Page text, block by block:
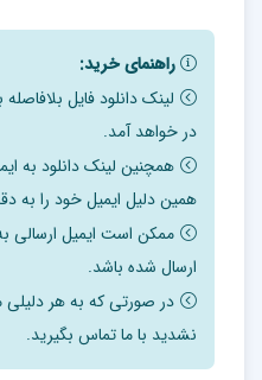
برگزار شد، 151
کردند.
آغاز کرد.
سازمان ملل متحد، نهادی
گوناگون اجتماعی،
کنونی روابط بین الملل،
راهنمای خرید:
لینک دانلود فایل
در خواهد آمد.
همچنین لینک دانلود به
همین دلیل ایمیل خود را به
ارسال شده باشد.
در صورتی که به هر دلیلی
نشدید با ما تماس بگیرید.